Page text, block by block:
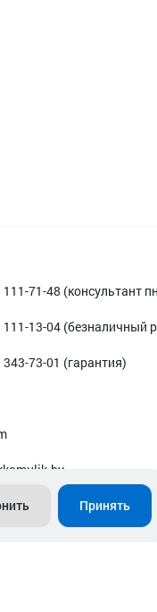
71-48 (консультант
111-13-04 (безналичный
343-73-01 (гарантия)
Принять